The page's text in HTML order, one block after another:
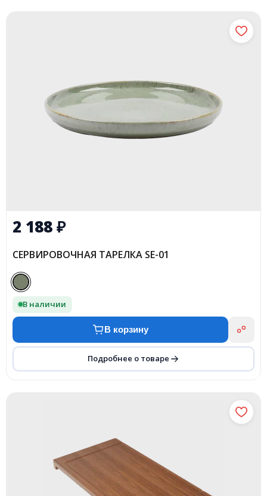
2 188₽
СЕРВИРОВОЧНАЯ ТАРЕЛКА SE-01
В наличии
В корзину
Подробнее о товаре